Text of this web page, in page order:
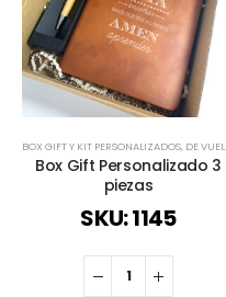
BOX GIFT Y KIT PERSONALIZADOS, DE VUELTA AL COLEGIO
Box Gift Personalizado 3
piezas
SKU: 1145